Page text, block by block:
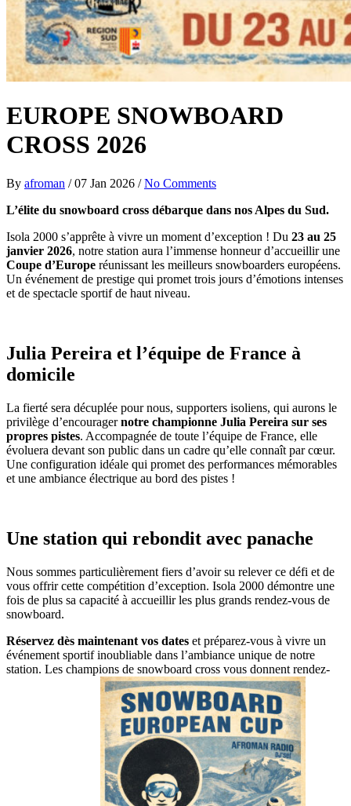
EUROPE SNOWBOARD
CROSS 2026
By afroman / 07 Jan 2026 / No Comments
L’élite du snowboard cross débarque dans nos Alpes du Sud.
Isola 2000 s’apprête à vivre un moment d’exception ! Du 23 au 25
janvier 2026, notre station aura l’immense honneur d’accueillir une
Coupe d’Europe réunissant les meilleurs snowboarders européens.
Un événement de prestige qui promet trois jours d’émotions intenses
et de spectacle sportif de haut niveau.
Julia Pereira et l’équipe de France à
domicile
La fierté sera décuplée pour nous, supporters isoliens, qui aurons le
privilège d’encouragernotre championne Julia Pereira sur ses
propres pistes. Accompagnée de toute l’équipe de France, elle
évoluera devant son public dans un cadre qu’elle connaît par cœur.
Une configuration idéale qui promet des performances mémorables
et une ambiance électrique au bord des pistes !
Une station qui rebondit avec panache
Nous sommes particulièrement fiers d’avoir su relever ce défi et de
vous offrir cette compétition d’exception. Isola 2000 démontre une
fois de plus sa capacité à accueillir les plus grands rendez-vous de
snowboard.
Réservez dès maintenant vos dates et préparez-vous à vivre un
événement sportif inoubliable dans l’ambiance unique de notre
station. Les champions de snowboard cross vous donnent rendez-